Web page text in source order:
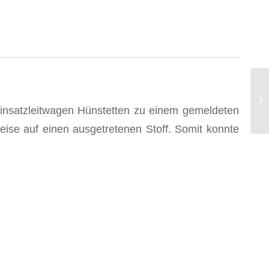
Hünstetten zu einem gemeldeten
auf einen ausgetretenen Stoff. Somit konnte